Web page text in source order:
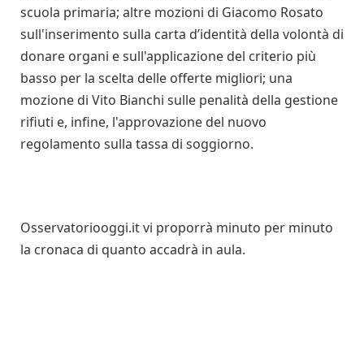
scuola primaria; altre mozioni di Giacomo Rosato
sull'inserimento sulla carta d’identità della volontà di
donare organi e sull'applicazione del criterio più
basso per la scelta delle offerte migliori; una
mozione di Vito Bianchi sulle penalità della gestione
rifiuti e, infine, l'approvazione del nuovo
regolamento sulla tassa di soggiorno.
Osservatoriooggi.it vi proporrà minuto per minuto
la cronaca di quanto accadrà in aula.